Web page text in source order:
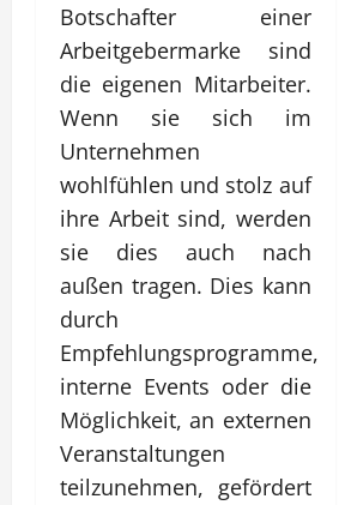
Botschafter einer
Arbeitgebermarke sind
die eigenen Mitarbeiter.
Wenn sie sich im
Unternehmen
wohlfühlen und stolz auf
ihre Arbeit sind, werden
sie dies auch nach
außen tragen. Dies kann
durch
Empfehlungsprogramme,
interne Events oder die
Möglichkeit, an externen
Veranstaltungen
teilzunehmen, gefördert